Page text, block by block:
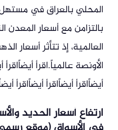
المحلي بالعراق في مستهل
بالتزامن مع أسعار المعدن
العالمية، إذ تتأثر أسعار
الأونصة عالمياً.اقرأ أيضاًاقرأ
أيضاًاقرأ أيضاًاقرأ أيضاًاقرأ
ارتفاع أسعار الحديد